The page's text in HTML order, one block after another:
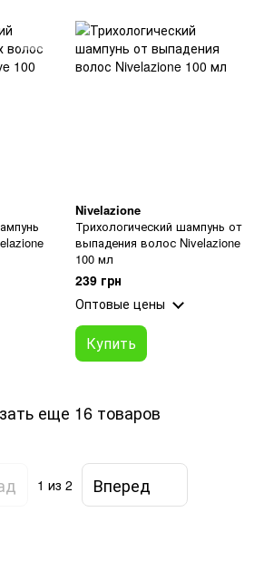
Nivelazione
Трихологический шампунь от
выпадения волос Nivelazione
100 мл
239 грн
Оптовые цены
Купить
еще 16 товаров
1 из 2 Вперед